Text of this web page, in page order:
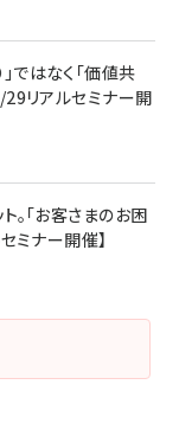
ではなく「価値共
リアルセミナー開
「お客さまのお困
ミナー開催】